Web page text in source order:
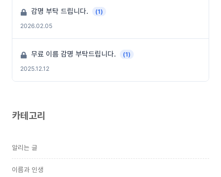
감명 부탁 드립니다.
(1)
2026.02.05
무료 이름 감명 부탁드립니다.
(1)
2025.12.12
카테고리
알리는 글
이름과 인생